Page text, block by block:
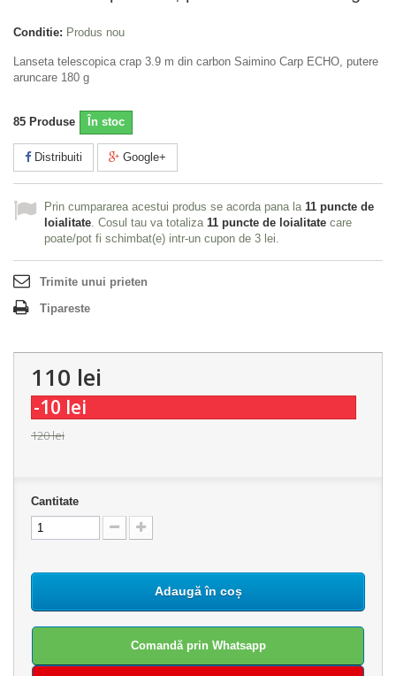
Conditie: Produs nou
Lanseta telescopica crap 3.9 m din carbon Saimino Carp ECHO, putere
aruncare 180 g
85 Produse În stoc
Distribuiti Google+
Prin cumpararea acestui produs se acorda pana la 11 puncte de
loialitate . Cosul tau va totaliza 11 puncte de loialitate care
poate/pot fi schimbat(e) intr-un cupon de 3 lei
Trimite unui prieten
Tipareste
110 lei
-10 lei
120 lei
Cantitate
Adaugă în coș
Comandă prin Whatsapp